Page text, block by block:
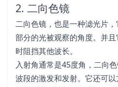
2. 二向色镜
二向色镜，也是一种滤光片
部分的光被观察的角度。并
时阻挡其他波长。
入射角通常是45度角，二向
波段的激发和发射。它还可以